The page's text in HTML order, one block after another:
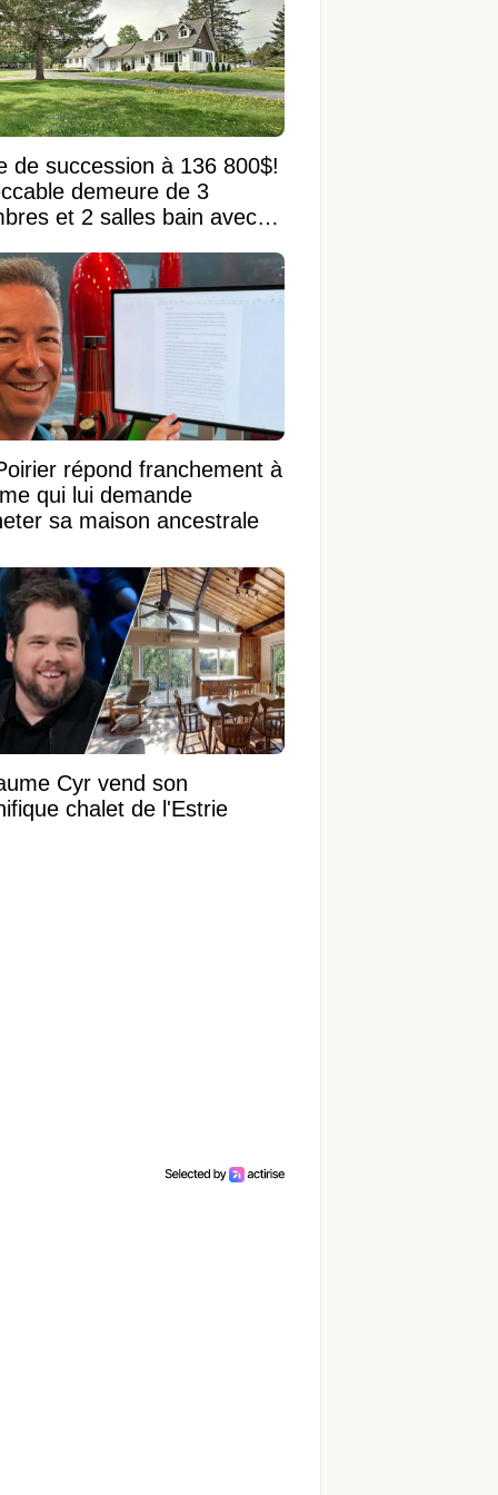
de succession à 136 800$!
demeure de 3
et 2 salles bain avec
répond franchement à
qui lui demande
sa maison ancestrale
Cyr vend son
chalet de l'Estrie